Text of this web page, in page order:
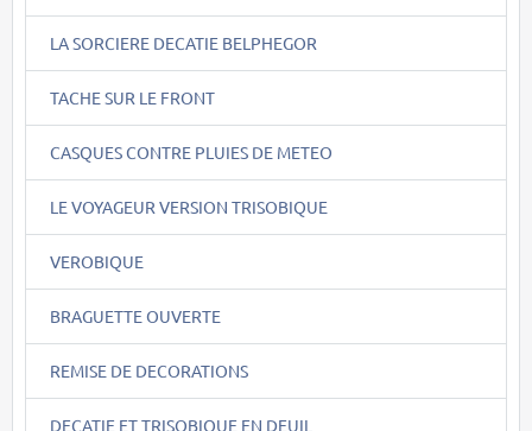
LA SORCIERE DECATIE BELPHEGOR
TACHE SUR LE FRONT
CASQUES CONTRE PLUIES DE METEO
LE VOYAGEUR VERSION TRISOBIQUE
VEROBIQUE
BRAGUETTE OUVERTE
REMISE DE DECORATIONS
DECATIE ET TRISOBIQUE EN DEUIL